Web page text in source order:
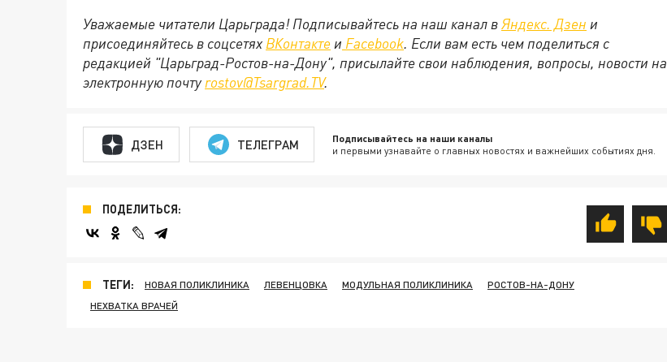
Уважаемые читатели Царьграда! Подписывайтесь на наш канал вЯндекс. Дзен и
присоединяйтесь в соцсетях ВКонтакте и Facebook. Если вам есть чем поделиться с
редакцией "Царьград-Ростов-на-Дону", присылайте свои наблюдения, вопросы, новости на
электронную почту rostov@Tsargrad.TV.
ДЗЕН ТЕЛЕГРАМ Подписывайтесь на наши каналы
и первыми узнавайте о главных новостях и важнейших событиях дня.
ПОДЕЛИТЬСЯ:
ТЕГИ: НОВАЯ ПОЛИКЛИНИКА ЛЕВЕНЦОВКА МОДУЛЬНАЯ ПОЛИКЛИНИКА
РОСТОВ-НА-ДОНУ
НЕХВАТКА ВРАЧЕЙ